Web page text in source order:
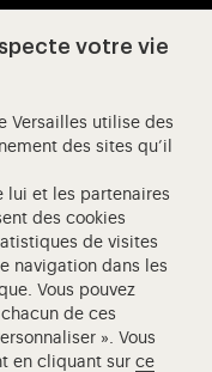
(ouverture
(ouverture dans un
Instagram
notre YouTube
votre vie
Versailles utilise des
des sites qu’il
lui et les partenaires
des cookies
de visites
navigation dans les
Vous pouvez
de ces
». Vous
en cliquant surce